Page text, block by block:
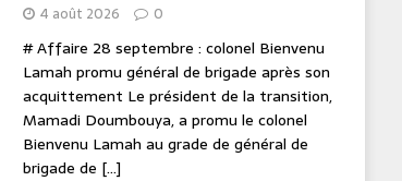
4 août 2026 0
# Affaire 28 septembre : colonel Bienvenu
Lamah promu général de brigade après son
acquittement Le président de la transition,
Mamadi Doumbouya, a promu le colonel
Bienvenu Lamah au grade de général de
brigade de [...]